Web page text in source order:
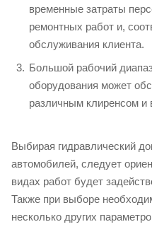
временные затраты
ремонтных работ и,
обслуживания клиента.
Большой рабочий
оборудования может
различным клиренсом и
Выбирая гидравлический
автомобилей, следует
видах работ будет
Также при выборе
несколько других